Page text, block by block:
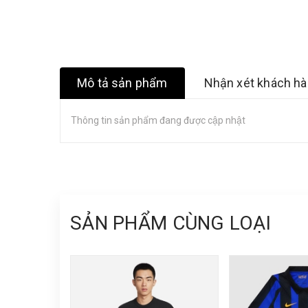
Mô tả sản phẩm Nhận xét khách
Thông tin sản phẩm đang được cập nhật
SẢN PHẨM CÙNG LOẠI